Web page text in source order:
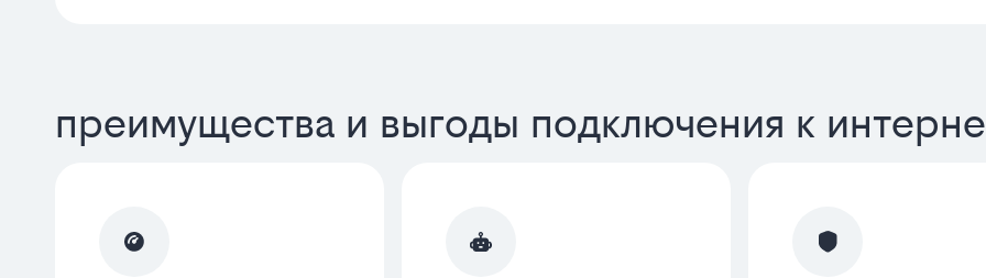
преимущества и выгоды подключения к